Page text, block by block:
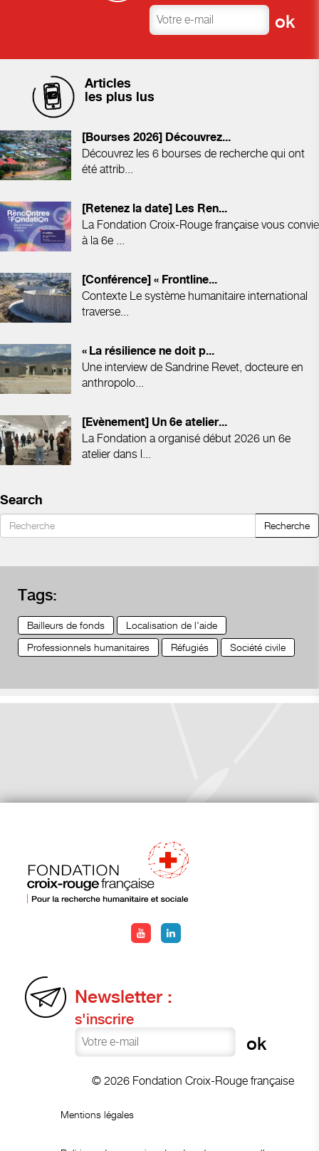
Articles
les plus lus
[Bourses 2026] Découvrez...
Découvrez les 6 bourses de recherche qui ont
été attrib...
[Retenez la date] Les Ren...
La Fondation Croix-Rouge française vous convie
à la 6e ...
[Conférence] « Frontline...
Contexte Le système humanitaire international
traverse...
« La résilience ne doit p...
Une interview de Sandrine Revet, docteure en
anthropolo...
[Evènement] Un 6e atelier...
La Fondation a organisé début 2026 un 6e
atelier dans l...
Search
Recherche
Tags:
Bailleurs de fonds
Localisation de l'aide
Professionnels humanitaires
Réfugiés Société civile
Newsletter :
s'inscrire
© 2026 Fondation Croix-Rouge française
Mentions légales